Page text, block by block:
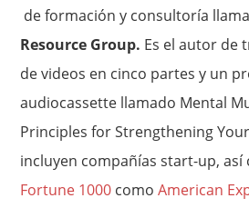
de formación y consultoría
Resource Group. Es el autor de
de videos en cinco partes y un
audiocassette llamado Mental
Principles for Strengthening
incluyen compañías start-up, así
Fortune 1000 comoAmerican